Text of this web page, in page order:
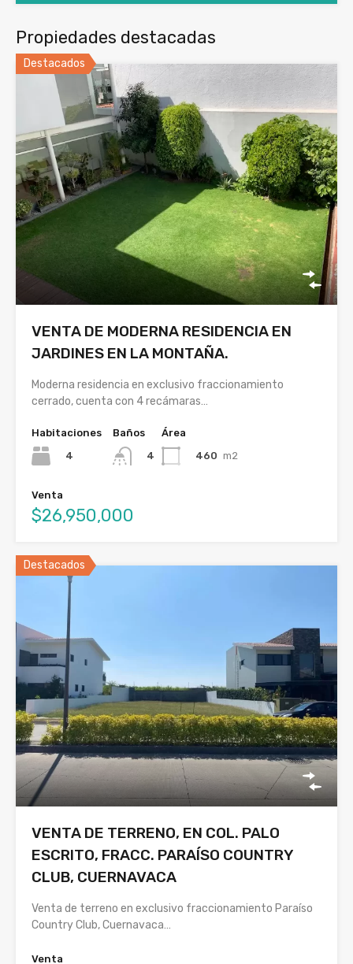
Propiedades destacadas
Destacados
VENTA DE MODERNA RESIDENCIA EN
JARDINES EN LA MONTAÑA.
Moderna residencia en exclusivo fraccionamiento
cerrado, cuenta con 4 recámaras…
Habitaciones
4
Baños
4
Área
460 m2
Venta
$26,950,000
Destacados
VENTA DE TERRENO, EN COL. PALO
ESCRITO, FRACC. PARAÍSO COUNTRY
CLUB, CUERNAVACA
Venta de terreno en exclusivo fraccionamiento Paraíso
Country Club, Cuernavaca…
Venta